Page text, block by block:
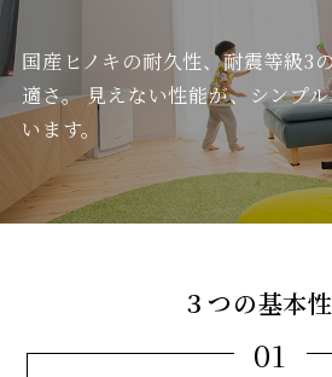
国産ヒノキの耐久性、耐震等級3
適さ。見えない性能が、シンプ
います。
３つの基本
01